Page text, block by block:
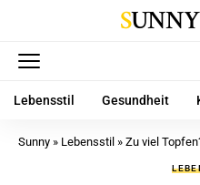
Lebensstil Gesundheit
Sunny » Lebensstil » Zu viel Topfen? Die